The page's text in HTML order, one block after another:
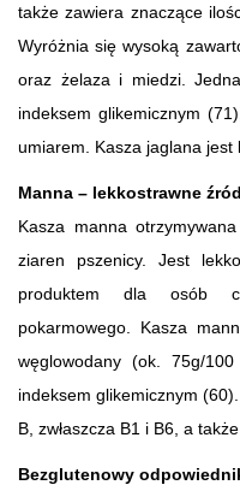
także zawiera znaczące
Wyróżnia się wysoką
oraz żelaza i miedzi.
indeksem glikemicznym
umiarem. Kasza jaglana jest
Manna – lekkostrawne
Kasza manna
ziaren pszenicy. Jest
produktem dla osób
pokarmowego. Kasza
węglowodany (ok. 75g/
indeksem glikemicznym
B, zwłaszcza B1 i B6, a
Bezglutenowy